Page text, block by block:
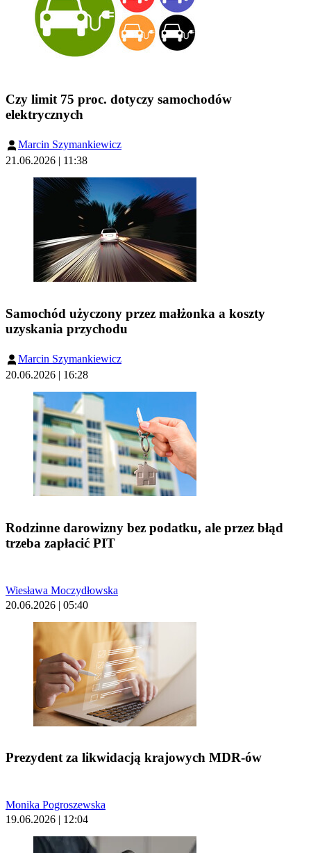
Czy limit 75 proc. dotyczy samochodów
elektrycznych
Marcin Szymankiewicz
21.06.2026 | 11:38
Samochód użyczony przez małżonka a koszty
uzyskania przychodu
Marcin Szymankiewicz
20.06.2026 | 16:28
Rodzinne darowizny bez podatku, ale przez błąd
trzeba zapłacić PIT
Wiesława Moczydłowska
20.06.2026 | 05:40
Prezydent za likwidacją krajowych MDR-ów
Monika Pogroszewska
19.06.2026 | 12:04